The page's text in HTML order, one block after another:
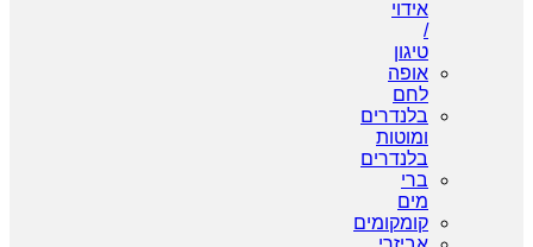
אידוי
/
טיגון
אופה
לחם
בלנדרים
ומוטות
בלנדרים
ברי
מים
קומקומים